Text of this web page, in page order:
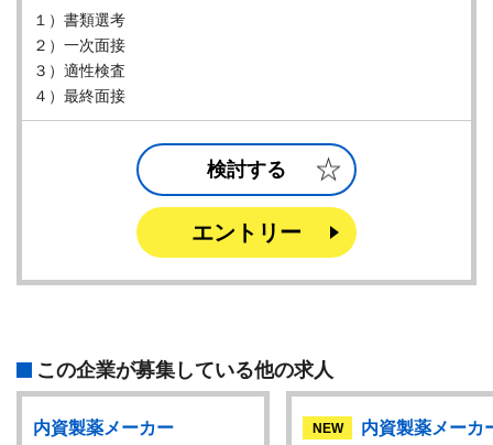
１）書類選考
２）一次面接
３）適性検査
４）最終面接
検討する
エントリー
この企業が募集している他の求人
内資製薬メーカー
NEW
内資製薬メーカ